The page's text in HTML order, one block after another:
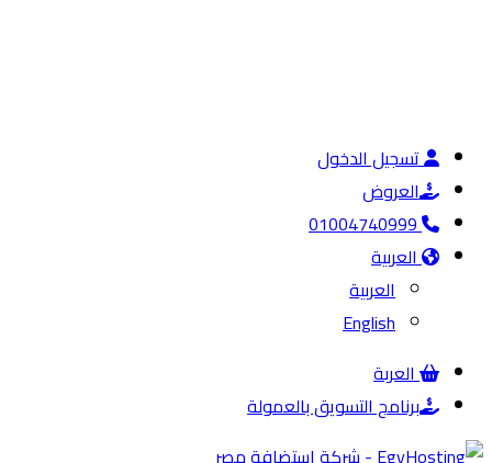
تسجيل الدخول
العروض
01004740999
العربية
العربية
English
العربة
برنامج التسويق بالعمولة